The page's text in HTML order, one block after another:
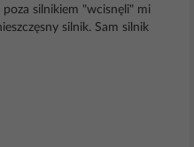
poza silnikiem "wcisnęli" mi
silnik. Sam silnik